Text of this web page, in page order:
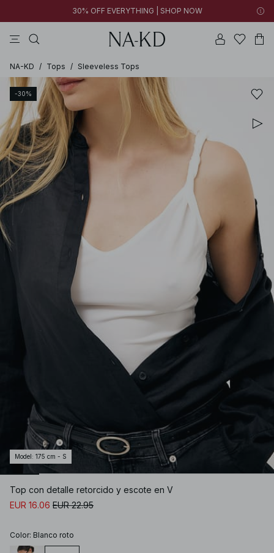
30% OFF EVERYTHING | SHOP NOW
NA-KD / Tops / Sleeveless Tops
-30%
Model : 175 cm - S
Top con detalle retorcido y escote en V
EUR 16.06 EUR 22.95
Color: Blanco roto